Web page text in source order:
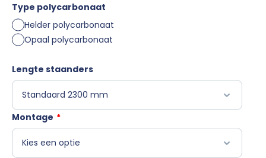
Type polycarbonaat
Helder polycarbonaat
Opaal polycarbonaat
Lengte staanders
*
Montage